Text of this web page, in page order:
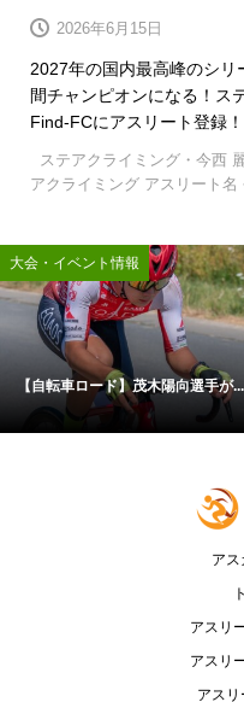
2027年の国内最高峰のシ
間チャンピオンになる！ス
Find-FCにアスリート登録！
2026年6月15日
ステアクライミング・今西
アクライミング アスリート
大会・イベント情報
【自転車ロード】茂木陽向選手が...
アス
アスリ
アスリ
アス